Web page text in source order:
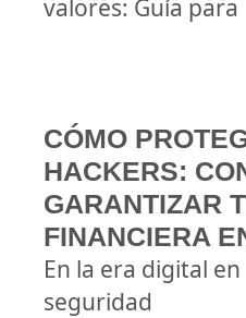
valores: Guía para
CÓMO
HACKERS:
GARANTIZAR
FINANCIERA
En la era digital
seguridad